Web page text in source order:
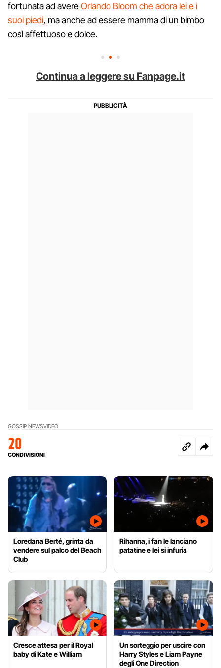
fortunata ad avereOrlando Bloom che adora lei e i
suoi piedi, ma anche ad essere mamma di un bimbo
così affettuoso e dolce.
Continua a leggere su Fanpage.it
GOSSIP NEWSVIDEO
20
CONDIVISIONI
Loredana Berté, grinta da
vendere sul palco del Beach
Club
Rihanna, i fan le lanciano
patatine e lei si infuria
Cresce attesa per il Royal
baby di Kate e William
Un sorteggio per uscire con
Harry Styles e Liam Payne
degli One Direction